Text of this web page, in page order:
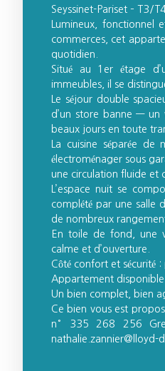
Seyssinet-Pariset – T3/
Lumineux, fonctionnel
commerces, cet
quotidien.
Situé au 1er étage
immeubles, il se
Le séjour double
d’un store banne — un
beaux jours en toute
La cuisine séparée
électroménager sous
une circulation fluide et
L’espace nuit se
complété par une salle
de nombreux
En toile de fond, une
calme et d’ouverture.
Côté confort et sécurité
Appartement
Un bien complet, bien
Ce bien vous est
n° 335 268 256
nathalie.zannier@lloyd-